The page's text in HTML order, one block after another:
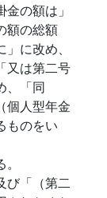
の額は」
額の総額
に改め、
又は第二号
、「同
個人型年金
ものをい
び「（第二